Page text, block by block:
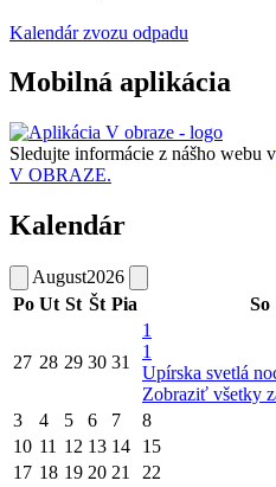
Kalendár zvozu odpadu
Mobilná aplikácia
Sledujte informácie z nášho webu v
V OBRAZE.
Kalendár
August2026
Po Ut St Št Pia So
27 28 29 30 31
1
1
Upírska svetlá
Zobraziť všetky
3 4 5 6 7 8
10 11 12 13 14 15
17 18 19 20 21 22